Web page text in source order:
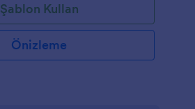
Şablon Kullan
Önizleme